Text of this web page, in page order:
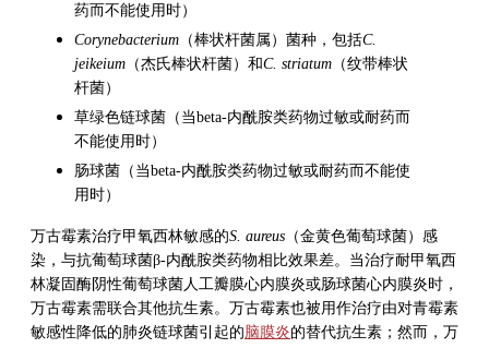
药而不能使用时）
Corynebacterium （棒状杆菌属）菌种，包括C.
jeikeium （杰氏棒状杆菌）和C. striatum （纹带棒状
杆菌）
草绿色链球菌（当beta-内酰胺类药物过敏或耐药而
不能使用时）
肠球菌（当beta-内酰胺类药物过敏或耐药而不能使
用时）
万古霉素治疗甲氧西林敏感的S. aureus （金黄色葡萄球菌）感
染，与抗葡萄球菌β-内酰胺类药物相比效果差。当治疗耐甲氧西
林凝固酶阴性葡萄球菌人工瓣膜心内膜炎或肠球菌心内膜炎时，
万古霉素需联合其他抗生素。 万古霉素也被用作治疗由对青霉素
敏感性降低的肺炎链球菌引起的 脑膜炎的替代抗生素；然而， 万